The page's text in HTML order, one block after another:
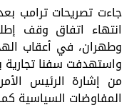
جاءت تصريحات ترامب
انتهاء اتفاق وقف
وطهران، في أعقاب
واستهدفت سفنا
من إشارة الرئيس
المفاوضات السياسية